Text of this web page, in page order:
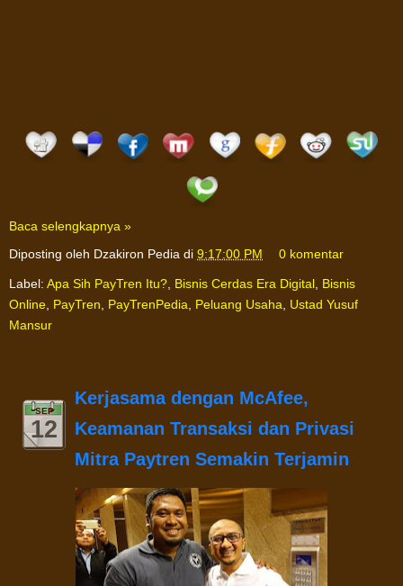
Baca selengkapnya »
Diposting oleh Dzakiron Pedia di 9:17:00 PM 0 komentar
Label: Apa Sih PayTren Itu?, Bisnis Cerdas Era Digital, Bisnis
Online, PayTren, PayTrenPedia, Peluang Usaha, Ustad Yusuf
Mansur
SEP
12
Kerjasama dengan McAfee,
Keamanan Transaksi dan Privasi
Mitra Paytren Semakin Terjamin